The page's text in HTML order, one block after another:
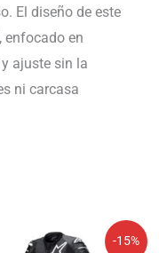
El diseño de este
enfocado en
ajuste sin la
ni carcasa
-15%
El